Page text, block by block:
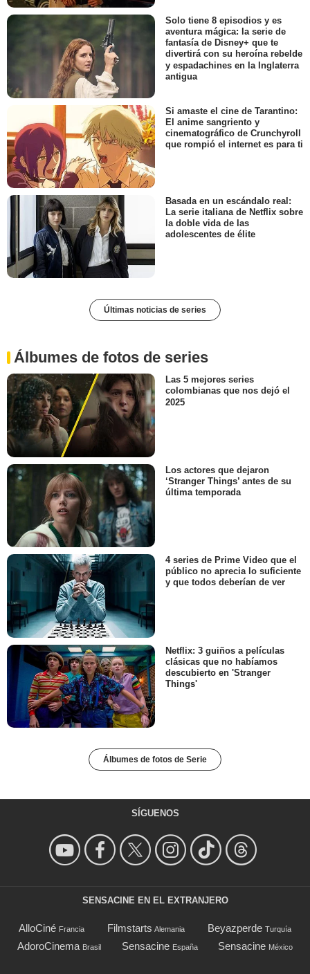
Solo tiene 8 episodios y es
aventura mágica: la serie de
fantasía de Disney+ que te
divertirá con su heroína rebelde
y espadachines en la Inglaterra
antigua
Si amaste el cine de Tarantino:
El anime sangriento y
cinematográfico de Crunchyroll
que rompió el internet es para ti
Basada en un escándalo real:
La serie italiana de Netflix sobre
la doble vida de las
adolescentes de élite
Últimas noticias de series
Álbumes de fotos de series
Las 5 mejores series
colombianas que nos dejó el
2025
Los actores que dejaron
‘Stranger Things’ antes de su
última temporada
4 series de Prime Video que el
público no aprecia lo suficiente
y que todos deberían de ver
Netflix: 3 guiños a películas
clásicas que no habíamos
descubierto en 'Stranger
Things'
Álbumes de fotos de Serie
SÍGUENOS
SENSACINE EN EL EXTRANJERO
AlloCiné Francia Filmstarts Alemania Beyazperde Turquía
AdoroCinema Brasil Sensacine España Sensacine México